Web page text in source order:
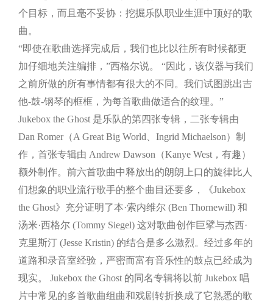
个目标，而且毫不妥协：挖掘乐队职业生涯中顶好的歌
曲。
“即使在歌曲选择完成后，我们也比以往所有时候都更
加仔细地关注编排，”西格尔说。 “因此，该仪器与我们
之前所做的所有事情都有很大的不同。我们试图跳出吉
他-鼓-钢琴的框框，为每首歌曲做适合的纹理。”
Jukebox the Ghost 是乐队的第四张专辑，二张专辑由
Dan Romer（A Great Big World、Ingrid Michaelson）制
作，首张专辑由 Andrew Dawson（Kanye West，有趣）
额外制作。前六首歌曲中释放出的朗朗上口的旋律比人
们想象的职业流行歌手的整个曲目还要多，《Jukebox
the Ghost》充分证明了本·索内维尔 (Ben Thornewill) 和
汤米·西格尔 (Tommy Siegel) 这对歌曲创作巨擘与杰西·
克里斯汀 (Jesse Kristin) 的结合是多么激烈。经过多年的
道路和录音室经验，严密而富有音乐性的鼓点已经成为
现实。 Jukebox the Ghost 的同名专辑将以前 Jukebox 唱
片中常见的多首歌曲组曲和戏剧转折换成了它熟悉的歌